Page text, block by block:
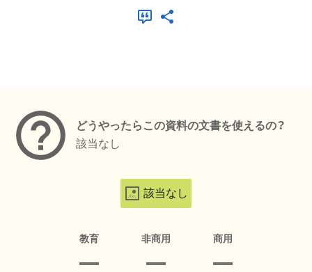
どうやったらこの資料の文書を使えるの？
該当なし
該当なし
教育 非商用 商用